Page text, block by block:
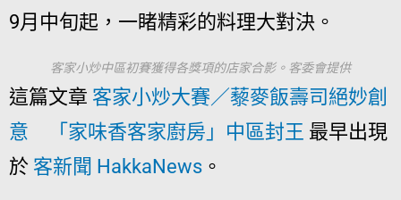
9月中旬起，一睹精彩的料理大對決。
客家小炒中區初賽獲得各獎項的店家合影。客委會提供
這篇文章 客家小炒大賽／藜麥飯壽司絕妙創
意 「家味香客家廚房」中區封王 最早出現
於 客新聞 HakkaNews 。